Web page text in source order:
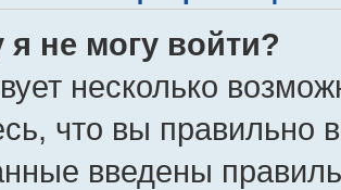
я не могу войти?
несколько
что вы правильно
введены